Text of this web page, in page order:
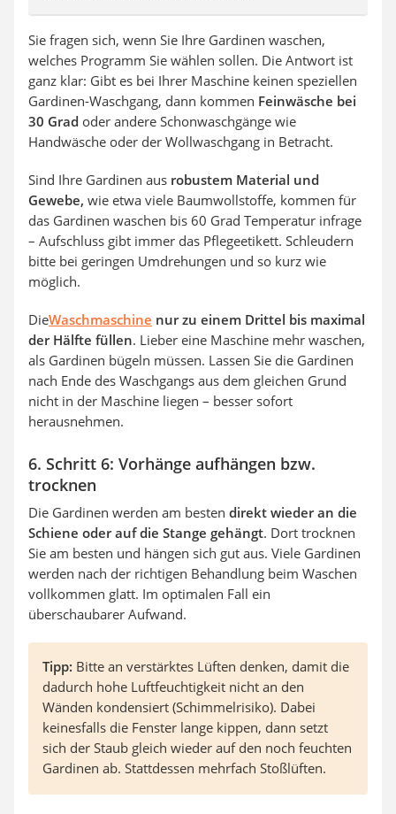
Sie fragen sich, wenn Sie Ihre Gardinen waschen,
welches Programm Sie wählen sollen. Die Antwort ist
ganz klar: Gibt es bei Ihrer Maschine keinen speziellen
Gardinen-Waschgang, dann kommen Feinwäsche bei
30 Grad oder andere Schonwaschgänge wie
Handwäsche oder der Wollwaschgang in Betracht.
Sind Ihre Gardinen aus robustem Material und
Gewebe, wie etwa viele Baumwollstoffe, kommen für
das Gardinen waschen bis 60 Grad Temperatur infrage
– Aufschluss gibt immer das Pflegeetikett. Schleudern
bitte bei geringen Umdrehungen und so kurz wie
möglich.
DieWaschmaschine nur zu einem Drittel bis maximal
der Hälfte füllen. Lieber eine Maschine mehr waschen,
als Gardinen bügeln müssen. Lassen Sie die Gardinen
nach Ende des Waschgangs aus dem gleichen Grund
nicht in der Maschine liegen – besser sofort
herausnehmen.
6. Schritt 6: Vorhänge aufhängen bzw.
trocknen
Die Gardinen werden am besten direkt wieder an die
Schiene oder auf die Stange gehängt. Dort trocknen
Sie am besten und hängen sich gut aus. Viele Gardinen
werden nach der richtigen Behandlung beim Waschen
vollkommen glatt. Im optimalen Fall ein
überschaubarer Aufwand.
Tipp: Bitte an verstärktes Lüften denken, damit die
dadurch hohe Luftfeuchtigkeit nicht an den
Wänden kondensiert (Schimmelrisiko). Dabei
keinesfalls die Fenster lange kippen, dann setzt
sich der Staub gleich wieder auf den noch feuchten
Gardinen ab. Stattdessen mehrfach Stoßlüften.